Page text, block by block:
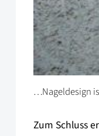
…Nageldesign
Zum Schluss